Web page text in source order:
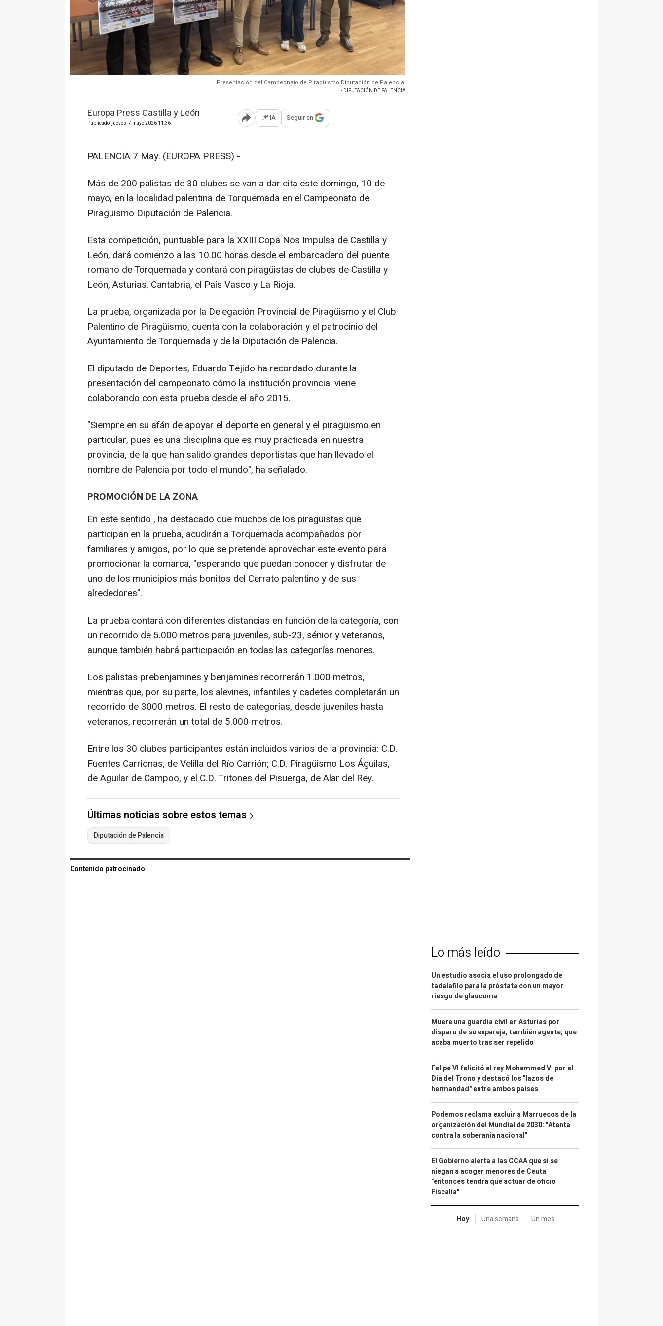
Presentación del Campeonato de Piragüismo Diputación de Palencia.
- DIPUTACIÓN DE PALENCIA
Europa Press Castilla y León
Publicado: jueves, 7 mayo 2026 11:36 Abrir opciones para compartir
IA Seguir en
PALENCIA 7 May. (EUROPA PRESS) -
Más de 200 palistas de 30 clubes se van a dar cita este domingo, 10 de
mayo, en la localidad palentina de Torquemada en el Campeonato de
Piragüismo Diputación de Palencia.
Esta competición, puntuable para la XXIII Copa Nos Impulsa de Castilla y
León, dará comienzo a las 10.00 horas desde el embarcadero del puente
romano de Torquemada y contará con piragüistas de clubes de Castilla y
León, Asturias, Cantabria, el País Vasco y La Rioja.
La prueba, organizada por la Delegación Provincial de Piragüismo y el Club
Palentino de Piragüismo, cuenta con la colaboración y el patrocinio del
Ayuntamiento de Torquemada y de la Diputación de Palencia.
El diputado de Deportes, Eduardo Tejido ha recordado durante la
presentación del campeonato cómo la institución provincial viene
colaborando con esta prueba desde el año 2015.
"Siempre en su afán de apoyar el deporte en general y el piragüismo en
particular, pues es una disciplina que es muy practicada en nuestra
provincia, de la que han salido grandes deportistas que han llevado el
nombre de Palencia por todo el mundo", ha señalado.
PROMOCIÓN DE LA ZONA
En este sentido , ha destacado que muchos de los piragüistas que
participan en la prueba, acudirán a Torquemada acompañados por
familiares y amigos, por lo que se pretende aprovechar este evento para
promocionar la comarca, "esperando que puedan conocer y disfrutar de
uno de los municipios más bonitos del Cerrato palentino y de sus
alrededores".
La prueba contará con diferentes distancias en función de la categoría, con
un recorrido de 5.000 metros para juveniles, sub-23, sénior y veteranos,
aunque también habrá participación en todas las categorías menores.
Los palistas prebenjamines y benjamines recorrerán 1.000 metros,
mientras que, por su parte, los alevines, infantiles y cadetes completarán un
recorrido de 3000 metros. El resto de categorías, desde juveniles hasta
veteranos, recorrerán un total de 5.000 metros.
Entre los 30 clubes participantes están incluidos varios de la provincia: C.D.
Fuentes Carrionas, de Velilla del Río Carrión; C.D. Piragüismo Los Águilas,
de Aguilar de Campoo, y el C.D. Tritones del Pisuerga, de Alar del Rey.
Últimas noticias sobre estos temas
Diputación de Palencia
Contenido patrocinado
Lo más leído
Un estudio asocia el uso prolongado de
tadalafilo para la próstata con un mayor
riesgo de glaucoma
Muere una guardia civil en Asturias por
disparo de su expareja, también agente, que
acaba muerto tras ser repelido
Felipe VI felicitó al rey Mohammed VI por el
Día del Trono y destacó los "lazos de
hermandad" entre ambos países
Podemos reclama excluir a Marruecos de la
organización del Mundial de 2030: "Atenta
contra la soberanía nacional"
El Gobierno alerta a las CCAA que si se
niegan a acoger menores de Ceuta
"entonces tendrá que actuar de oficio
Fiscalía"
Hoy Una semana Un mes